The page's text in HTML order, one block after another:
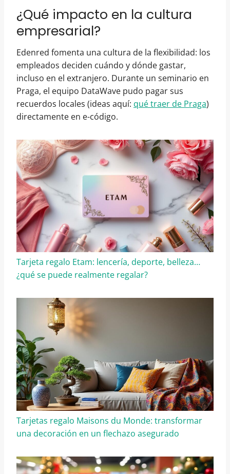
¿Qué impacto en la cultura
empresarial?
Edenred fomenta una cultura de la flexibilidad: los
empleados deciden cuándo y dónde gastar,
incluso en el extranjero. Durante un seminario en
Praga, el equipo DataWave pudo pagar sus
recuerdos locales (ideas aquí: qué traer de Praga)
directamente en e-código.
Tarjeta regalo Etam: lencería, deporte, belleza…
¿qué se puede realmente regalar?
Tarjetas regalo Maisons du Monde: transformar
una decoración en un flechazo asegurado